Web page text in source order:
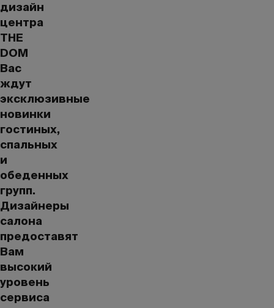
дизайн
центра
THE
DOM
Вас
ждут
эксклюзивные
новинки
гостиных,
спальных
и
обеденных
групп.
Дизайнеры
салона
предоставят
Вам
высокий
уровень
сервиса